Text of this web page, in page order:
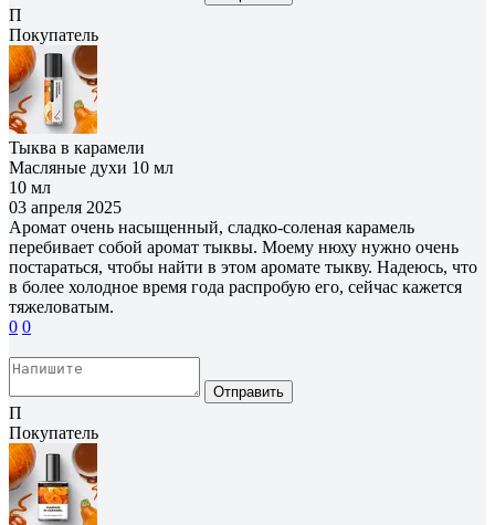
П
Покупатель
Тыква в карамели
Масляные духи 10 мл
10 мл
03 апреля 2025
Аромат очень насыщенный, сладко-соленая карамель
перебивает собой аромат тыквы. Моему нюху нужно очень
постараться, чтобы найти в этом аромате тыкву. Надеюсь, что
в более холодное время года распробую его, сейчас кажется
тяжеловатым.
0 0
Отправить
П
Покупатель